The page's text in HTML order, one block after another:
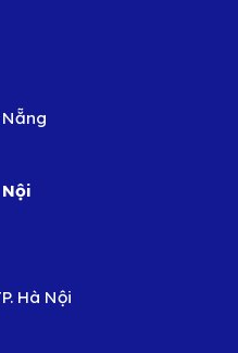
Nẵng
Hà Nội